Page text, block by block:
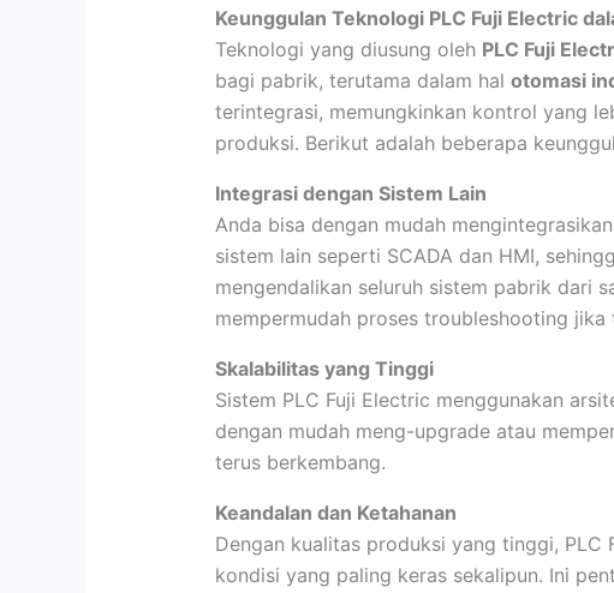
Keunggulan Teknologi PLC Fuji Electric
Teknologi yang diusung oleh PLC Fuji
bagi pabrik, terutama dalam hal otomasi
terintegrasi, memungkinkan kontrol yang
produksi. Berikut adalah beberapa
Integrasi dengan Sistem Lain
Anda bisa dengan mudah
sistem lain seperti SCADA dan HMI,
mengendalikan seluruh sistem pabrik dari
mempermudah proses troubleshooting jika
Skalabilitas yang Tinggi
Sistem PLC Fuji Electric menggunakan
dengan mudah meng-upgrade atau
terus berkembang.
Keandalan dan Ketahanan
Dengan kualitas produksi yang tinggi, PLC
kondisi yang paling keras sekalipun. Ini